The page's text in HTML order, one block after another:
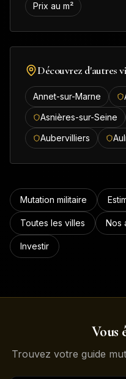
Prix au m²
Découvrez d'autres
Annet-sur-Marne
Asnières-sur-Seine
Aubervilliers
Mutation militaire
Toutes les villes Nos
Investir
Vous
Trouvez votre guide